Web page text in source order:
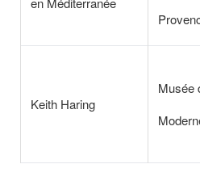
Keith Haring
Musée